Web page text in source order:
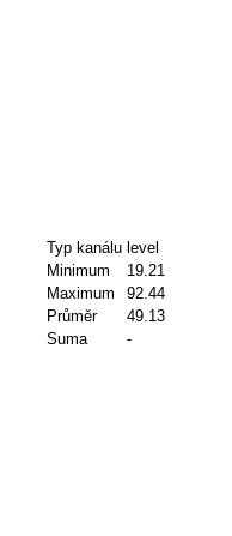
Typ kanálu level
Minimum
19.21
Maximum
92.44
Průměr
49.13
Suma
-